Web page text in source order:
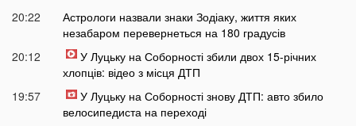
20:22
Астрологи назвали знаки Зодіаку, життя яких
незабаром перевернеться на 180 градусів
20:12
У Луцьку на Соборності збили двох 15-річних
хлопців: відео з місця ДТП
19:57
У Луцьку на Соборності знову ДТП: авто збило
велосипедиста на переході